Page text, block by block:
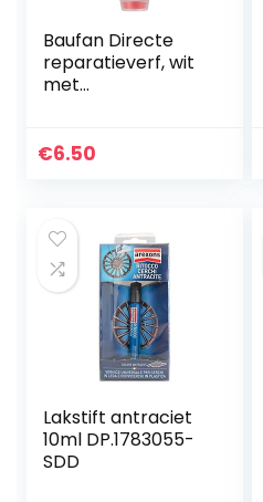
Baufan Directe
reparatieverf, wit
met
€6.50
Lakstift antraciet
10ml DP.1783055-
SDD